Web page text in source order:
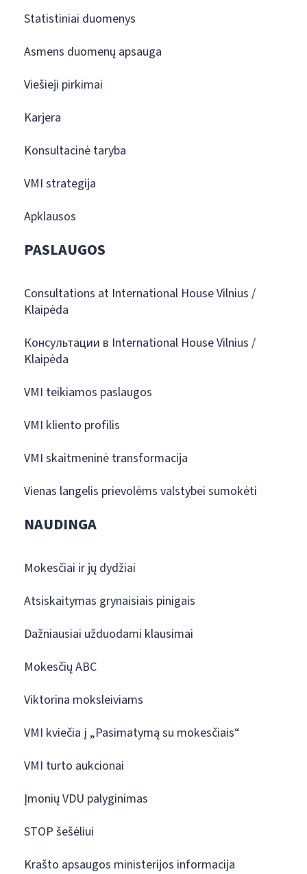
Statistiniai duomenys
Asmens duomenų apsauga
Viešieji pirkimai
Karjera
Konsultacinė taryba
VMI strategija
Apklausos
PASLAUGOS
Consultations at International House Vilnius /
Klaipėda
Консультации в International House Vilnius /
Klaipėda
VMI teikiamos paslaugos
VMI kliento profilis
VMI skaitmeninė transformacija
Vienas langelis prievolėms valstybei sumokėti
NAUDINGA
Mokesčiai ir jų dydžiai
Atsiskaitymas grynaisiais pinigais
Dažniausiai užduodami klausimai
Mokesčių ABC
Viktorina moksleiviams
VMI kviečia į „Pasimatymą su mokesčiais“
VMI turto aukcionai
Įmonių VDU palyginimas
STOP šešėliui
Krašto apsaugos ministerijos informacija